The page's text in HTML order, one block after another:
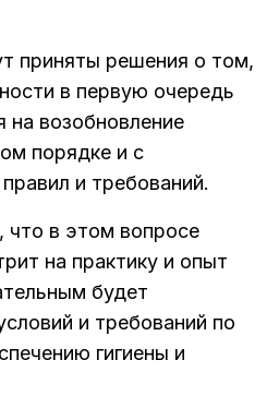
приняты решения о том,
в первую очередь
на возобновление
порядке и с
и требований.
что в этом вопросе
на практику и опыт
будет
и требований по
гигиены и